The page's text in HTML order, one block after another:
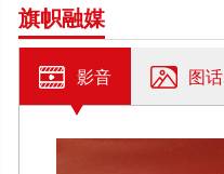
旗帜融媒
影音 图话